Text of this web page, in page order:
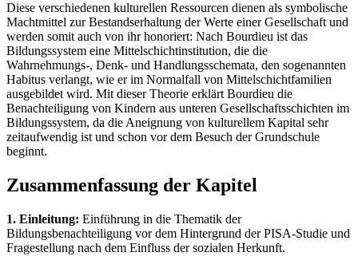
Diese verschiedenen kulturellen Ressourcen dienen als symbolische
Machtmittel zur Bestandserhaltung der Werte einer Gesellschaft und
werden somit auch von ihr honoriert: Nach Bourdieu ist das
Bildungssystem eine Mittelschichtinstitution, die die
Wahrnehmungs-, Denk- und Handlungsschemata, den sogenannten
Habitus verlangt, wie er im Normalfall von Mittelschichtfamilien
ausgebildet wird. Mit dieser Theorie erklärt Bourdieu die
Benachteiligung von Kindern aus unteren Gesellschaftsschichten im
Bildungssystem, da die Aneignung von kulturellem Kapital sehr
zeitaufwendig ist und schon vor dem Besuch der Grundschule
beginnt.
Zusammenfassung der Kapitel
1. Einleitung: Einführung in die Thematik der
Bildungsbenachteiligung vor dem Hintergrund der PISA-Studie und
Fragestellung nach dem Einfluss der sozialen Herkunft.